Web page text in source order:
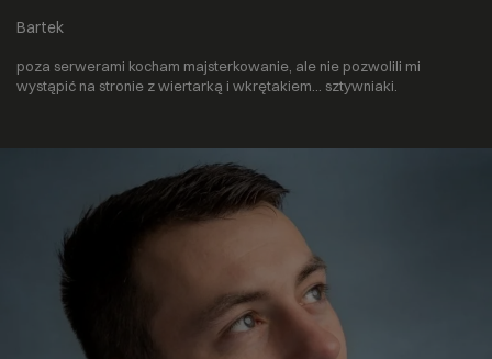
Bartek
poza serwerami kocham majsterkowanie, ale nie pozwolili mi
wystąpić na stronie z wiertarką i wkrętakiem… sztywniaki.